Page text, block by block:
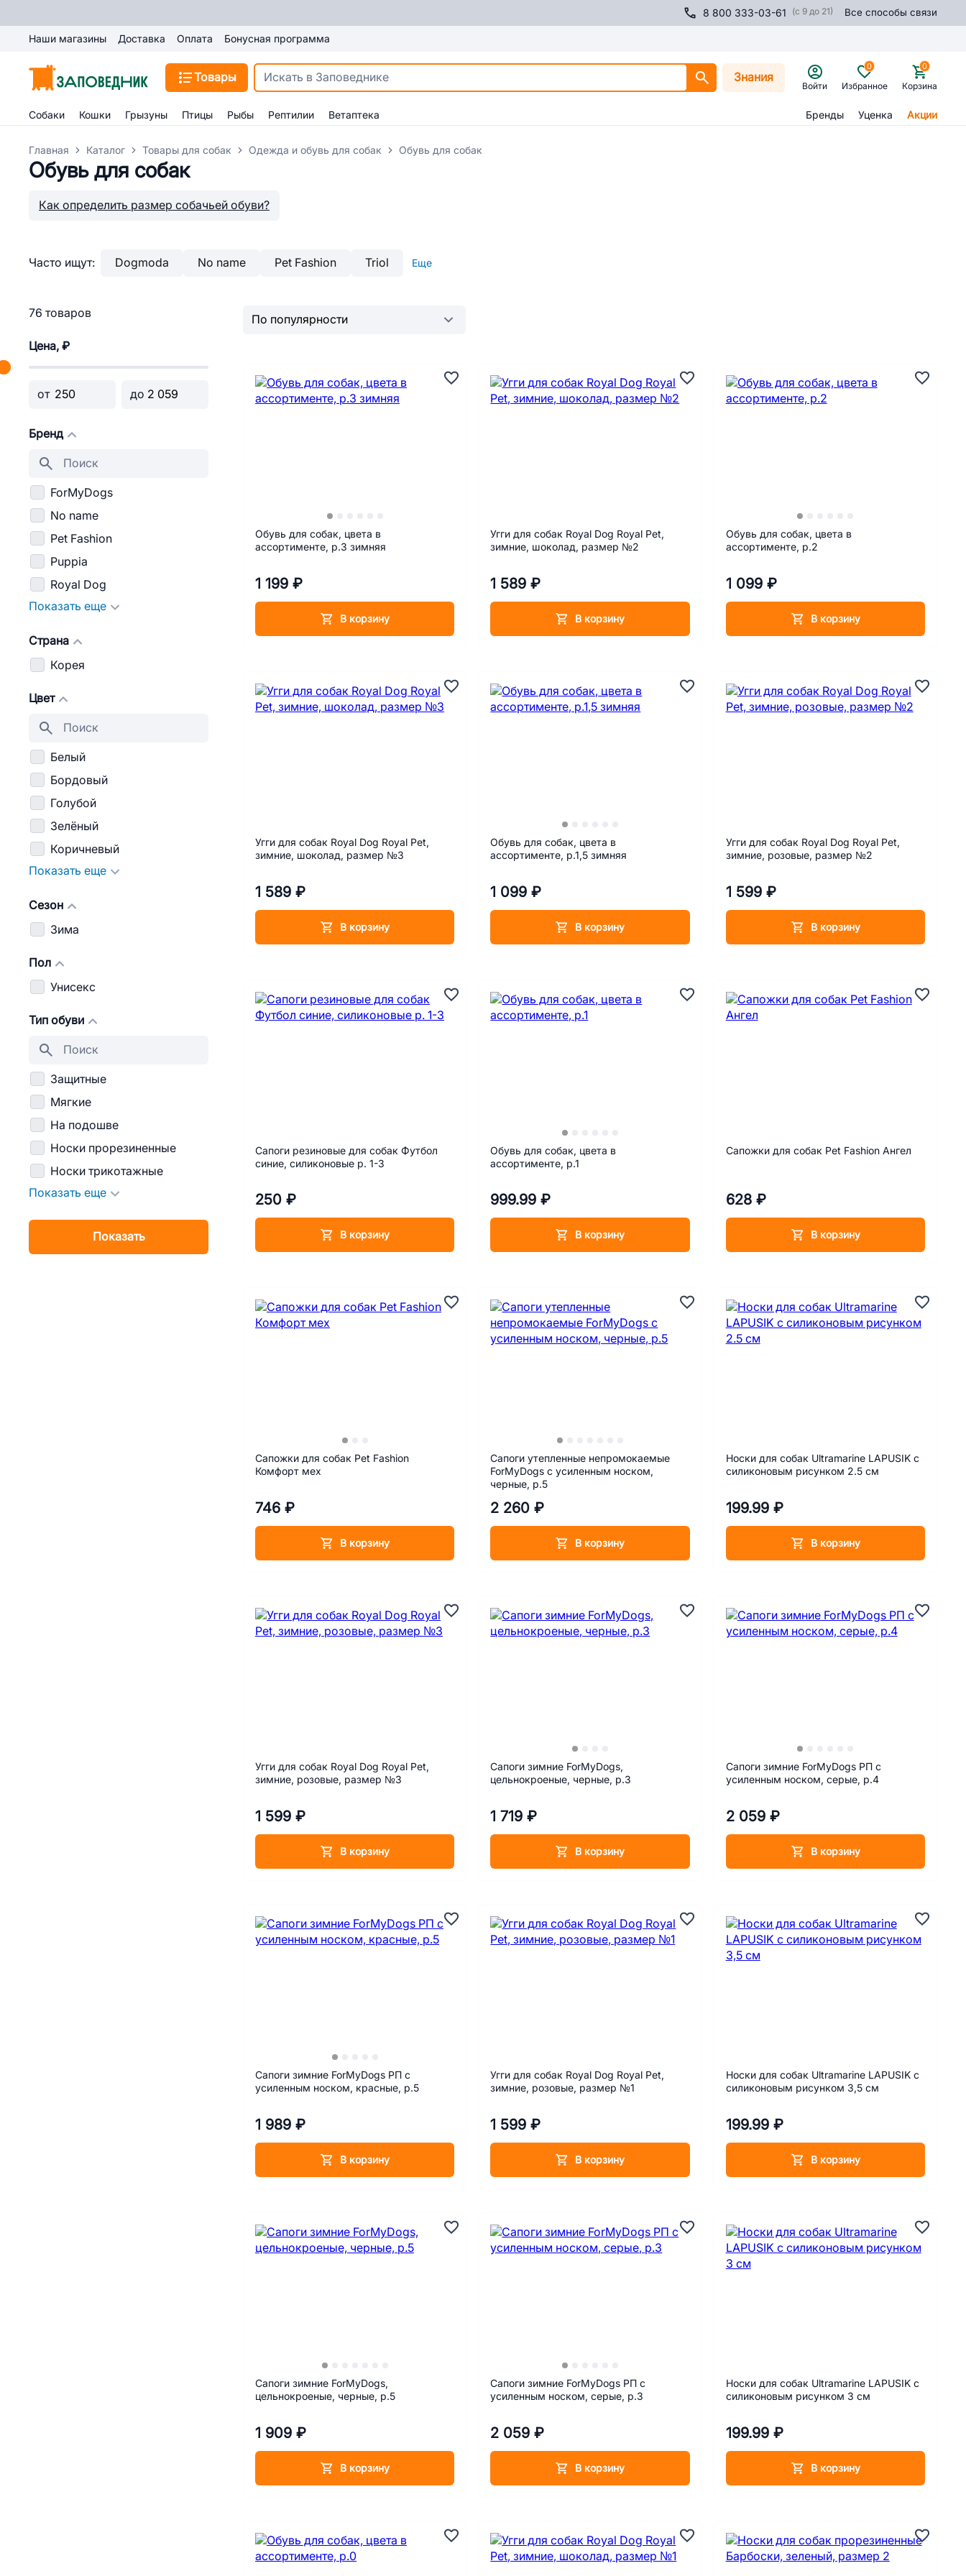
8 800 333-03-61 (с 9 до 21) Все способы связи
Наши магазины Доставка Оплата Бонусная программа
Товары Знания
Войти Избранное
0
Корзина
0
Собаки Кошки Грызуны Птицы Рыбы Рептилии Ветаптека Бренды Уценка Акции
Главная Каталог Товары для собак Одежда и обувь для собак Обувь для собак
Обувь для собак
Как определить размер собачьей обуви?
Часто ищут: Dogmoda No name Pet Fashion Triol Еще
76 товаров
Цена, ₽
от до
Бренд
ForMyDogs
No name
Pet Fashion
Puppia
Royal Dog
Показать еще
Страна
Корея
Цвет
Белый
Бордовый
Голубой
Зелёный
Коричневый
Показать еще
Сезон
Зима
Пол
Унисекс
Тип обуви
Защитные
Мягкие
На подошве
Носки прорезиненные
Носки трикотажные
Показать еще
Показать
Обувь для собак, цвета в
ассортименте, р.3 зимняя
1 199 ₽
В корзину
Угги для собак Royal Dog Royal Pet,
зимние, шоколад, размер №2
1 589 ₽
В корзину
Обувь для собак, цвета в
ассортименте, р.2
1 099 ₽
В корзину
Угги для собак Royal Dog Royal Pet,
зимние, шоколад, размер №3
1 589 ₽
В корзину
Обувь для собак, цвета в
ассортименте, р.1,5 зимняя
1 099 ₽
В корзину
Угги для собак Royal Dog Royal Pet,
зимние, розовые, размер №2
1 599 ₽
В корзину
Сапоги резиновые для собак Футбол
синие, силиконовые р. 1-3
250 ₽
В корзину
Обувь для собак, цвета в
ассортименте, р.1
999.99 ₽
В корзину
Сапожки для собак Pet Fashion Ангел
628 ₽
В корзину
Сапожки для собак Pet Fashion
Комфорт мех
746 ₽
В корзину
Сапоги утепленные непромокаемые
ForMyDogs с усиленным носком,
черные, р.5
2 260 ₽
В корзину
Носки для собак Ultramarine LAPUSIK с
силиконовым рисунком 2.5 см
199.99 ₽
В корзину
Угги для собак Royal Dog Royal Pet,
зимние, розовые, размер №3
1 599 ₽
В корзину
Сапоги зимние ForMyDogs,
цельнокроеные, черные, р.3
1 719 ₽
В корзину
Сапоги зимние ForMyDogs РП с
усиленным носком, серые, р.4
2 059 ₽
В корзину
Сапоги зимние ForMyDogs РП с
усиленным носком, красные, р.5
1 989 ₽
В корзину
Угги для собак Royal Dog Royal Pet,
зимние, розовые, размер №1
1 599 ₽
В корзину
Носки для собак Ultramarine LAPUSIK с
силиконовым рисунком 3,5 см
199.99 ₽
В корзину
Сапоги зимние ForMyDogs,
цельнокроеные, черные, р.5
1 909 ₽
В корзину
Сапоги зимние ForMyDogs РП с
усиленным носком, серые, р.3
2 059 ₽
В корзину
Носки для собак Ultramarine LAPUSIK с
силиконовым рисунком 3 см
199.99 ₽
В корзину